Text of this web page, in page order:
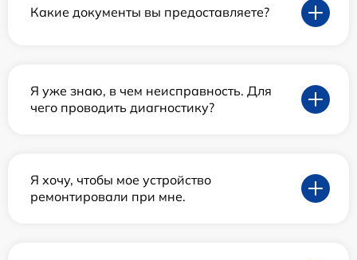
Какие документы вы предоставляете?
Я уже знаю, в чем неисправность. Для
чего проводить диагностику?
Я хочу, чтобы мое устройство
ремонтировали при мне.